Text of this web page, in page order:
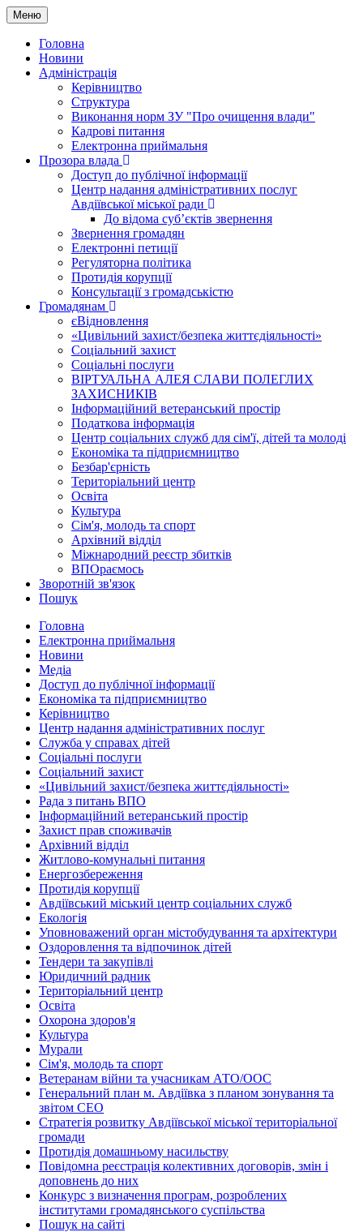
Меню
Головна
Новини
Адміністрація
Керівництво
Структура
Виконання норм ЗУ "Про очищення влади"
Кадрові питання
Електронна приймальня
Прозора влада
Доступ до публічної інформації
Центр надання адміністративних послуг
Авдіївської міської ради
До відома суб’єктів звернення
Звернення громадян
Електронні петиції
Регуляторна політика
Протидія корупції
Консультації з громадськістю
Громадянам
єВідновлення
«Цивільний захист/безпека життєдіяльності»
Соціальний захист
Соціальні послуги
ВІРТУАЛЬНА АЛЕЯ СЛАВИ ПОЛЕГЛИХ
ЗАХИСНИКІВ
Інформаційний ветеранський простір
Податкова інформація
Центр соціальних служб для сім'ї, дітей та молоді
Економіка та підприємництво
Безбар'єрність
Територіальний центр
Освіта
Культура
Сім'я, молодь та спорт
Архівний відділ
Міжнародний реєстр збитків
ВПОраємось
Зворотній зв'язок
Пошук
Головна
Електронна приймальня
Новини
Медіа
Доступ до публічної інформації
Економіка та підприємництво
Керівництво
Центр надання адміністративних послуг
Служба у справах дітей
Соціальні послуги
Соціальний захист
«Цивільний захист/безпека життєдіяльності»
Рада з питань ВПО
Інформаційний ветеранський простір
Захист прав споживачів
Архівний відділ
Житлово-комунальні питання
Енергозбереження
Протидія корупції
Авдіївський міський центр соціальних служб
Екологія
Уповноважений орган містобудування та архітектури
Оздоровлення та відпочинок дітей
Тендери та закупівлі
Юридичний радник
Територіальний центр
Освіта
Охорона здоров'я
Культура
Мурали
Сім'я, молодь та спорт
Ветеранам війни та учасникам АТО/ООС
Генеральний план м. Авдіївка з планом зонування та
звітом СЕО
Стратегія розвитку Авдіївської міської територіальної
громади
Протидія домашньому насильству
Повідомна реєстрація колективних договорів, змін і
доповнень до них
Конкурс з визначення програм, розроблених
інститутами громадянського суспільства
Пошук на сайті